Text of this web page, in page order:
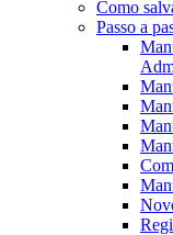
Como
Passo a